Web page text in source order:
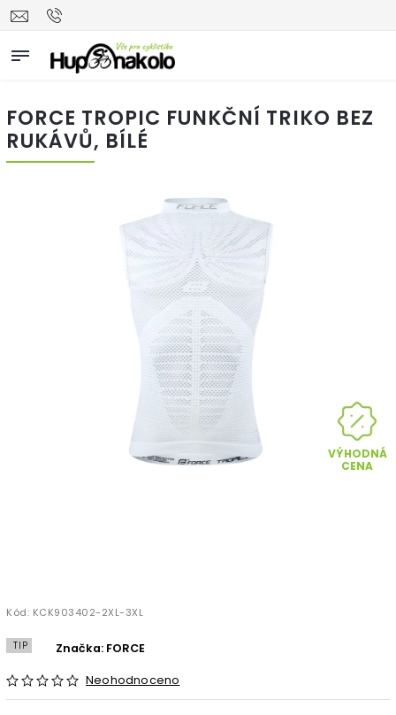
FORCE TROPIC FUNKČNÍ TRIKO BEZ
RUKÁVŮ, BÍLÉ
VÝHODNÁ
CENA
Kód: KCK903402-2XL-3XL
TIP
Neohodnoceno
Značka: FORCE